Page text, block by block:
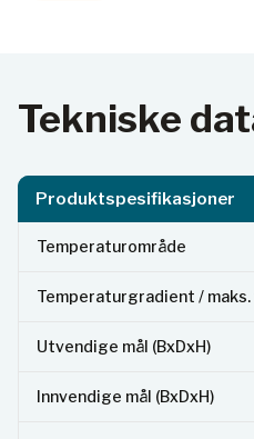
utside av rustfritt stål
hvit utside med hel dør
Standarder:
ATEX (alle modeller):
EN 60079-
Kompatibel med
Tekniske
Produktspesifikasjoner
Temperaturområde
Temperaturgradient / maks.
Utvendige mål (BxDxH)
Innvendige mål (BxDxH)